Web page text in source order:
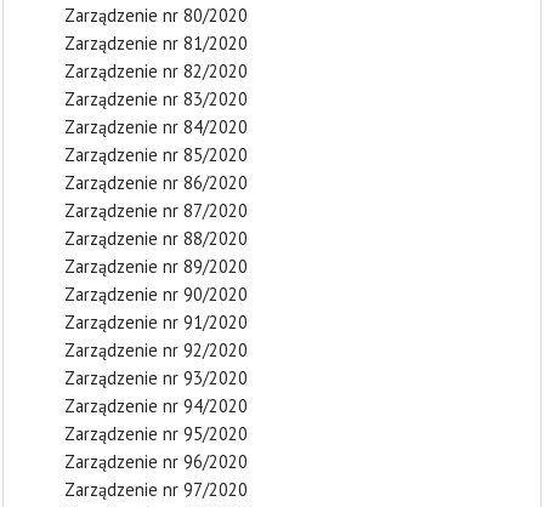
Zarządzenie nr 80/2020
Zarządzenie nr 81/2020
Zarządzenie nr 82/2020
Zarządzenie nr 83/2020
Zarządzenie nr 84/2020
Zarządzenie nr 85/2020
Zarządzenie nr 86/2020
Zarządzenie nr 87/2020
Zarządzenie nr 88/2020
Zarządzenie nr 89/2020
Zarządzenie nr 90/2020
Zarządzenie nr 91/2020
Zarządzenie nr 92/2020
Zarządzenie nr 93/2020
Zarządzenie nr 94/2020
Zarządzenie nr 95/2020
Zarządzenie nr 96/2020
Zarządzenie nr 97/2020